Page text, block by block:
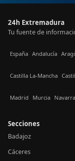
24h Extremadura
Tu fuente de
España Andalucía
Castilla La-Mancha
Madrid Murcia Navarra
Secciones
Badajoz
Cáceres